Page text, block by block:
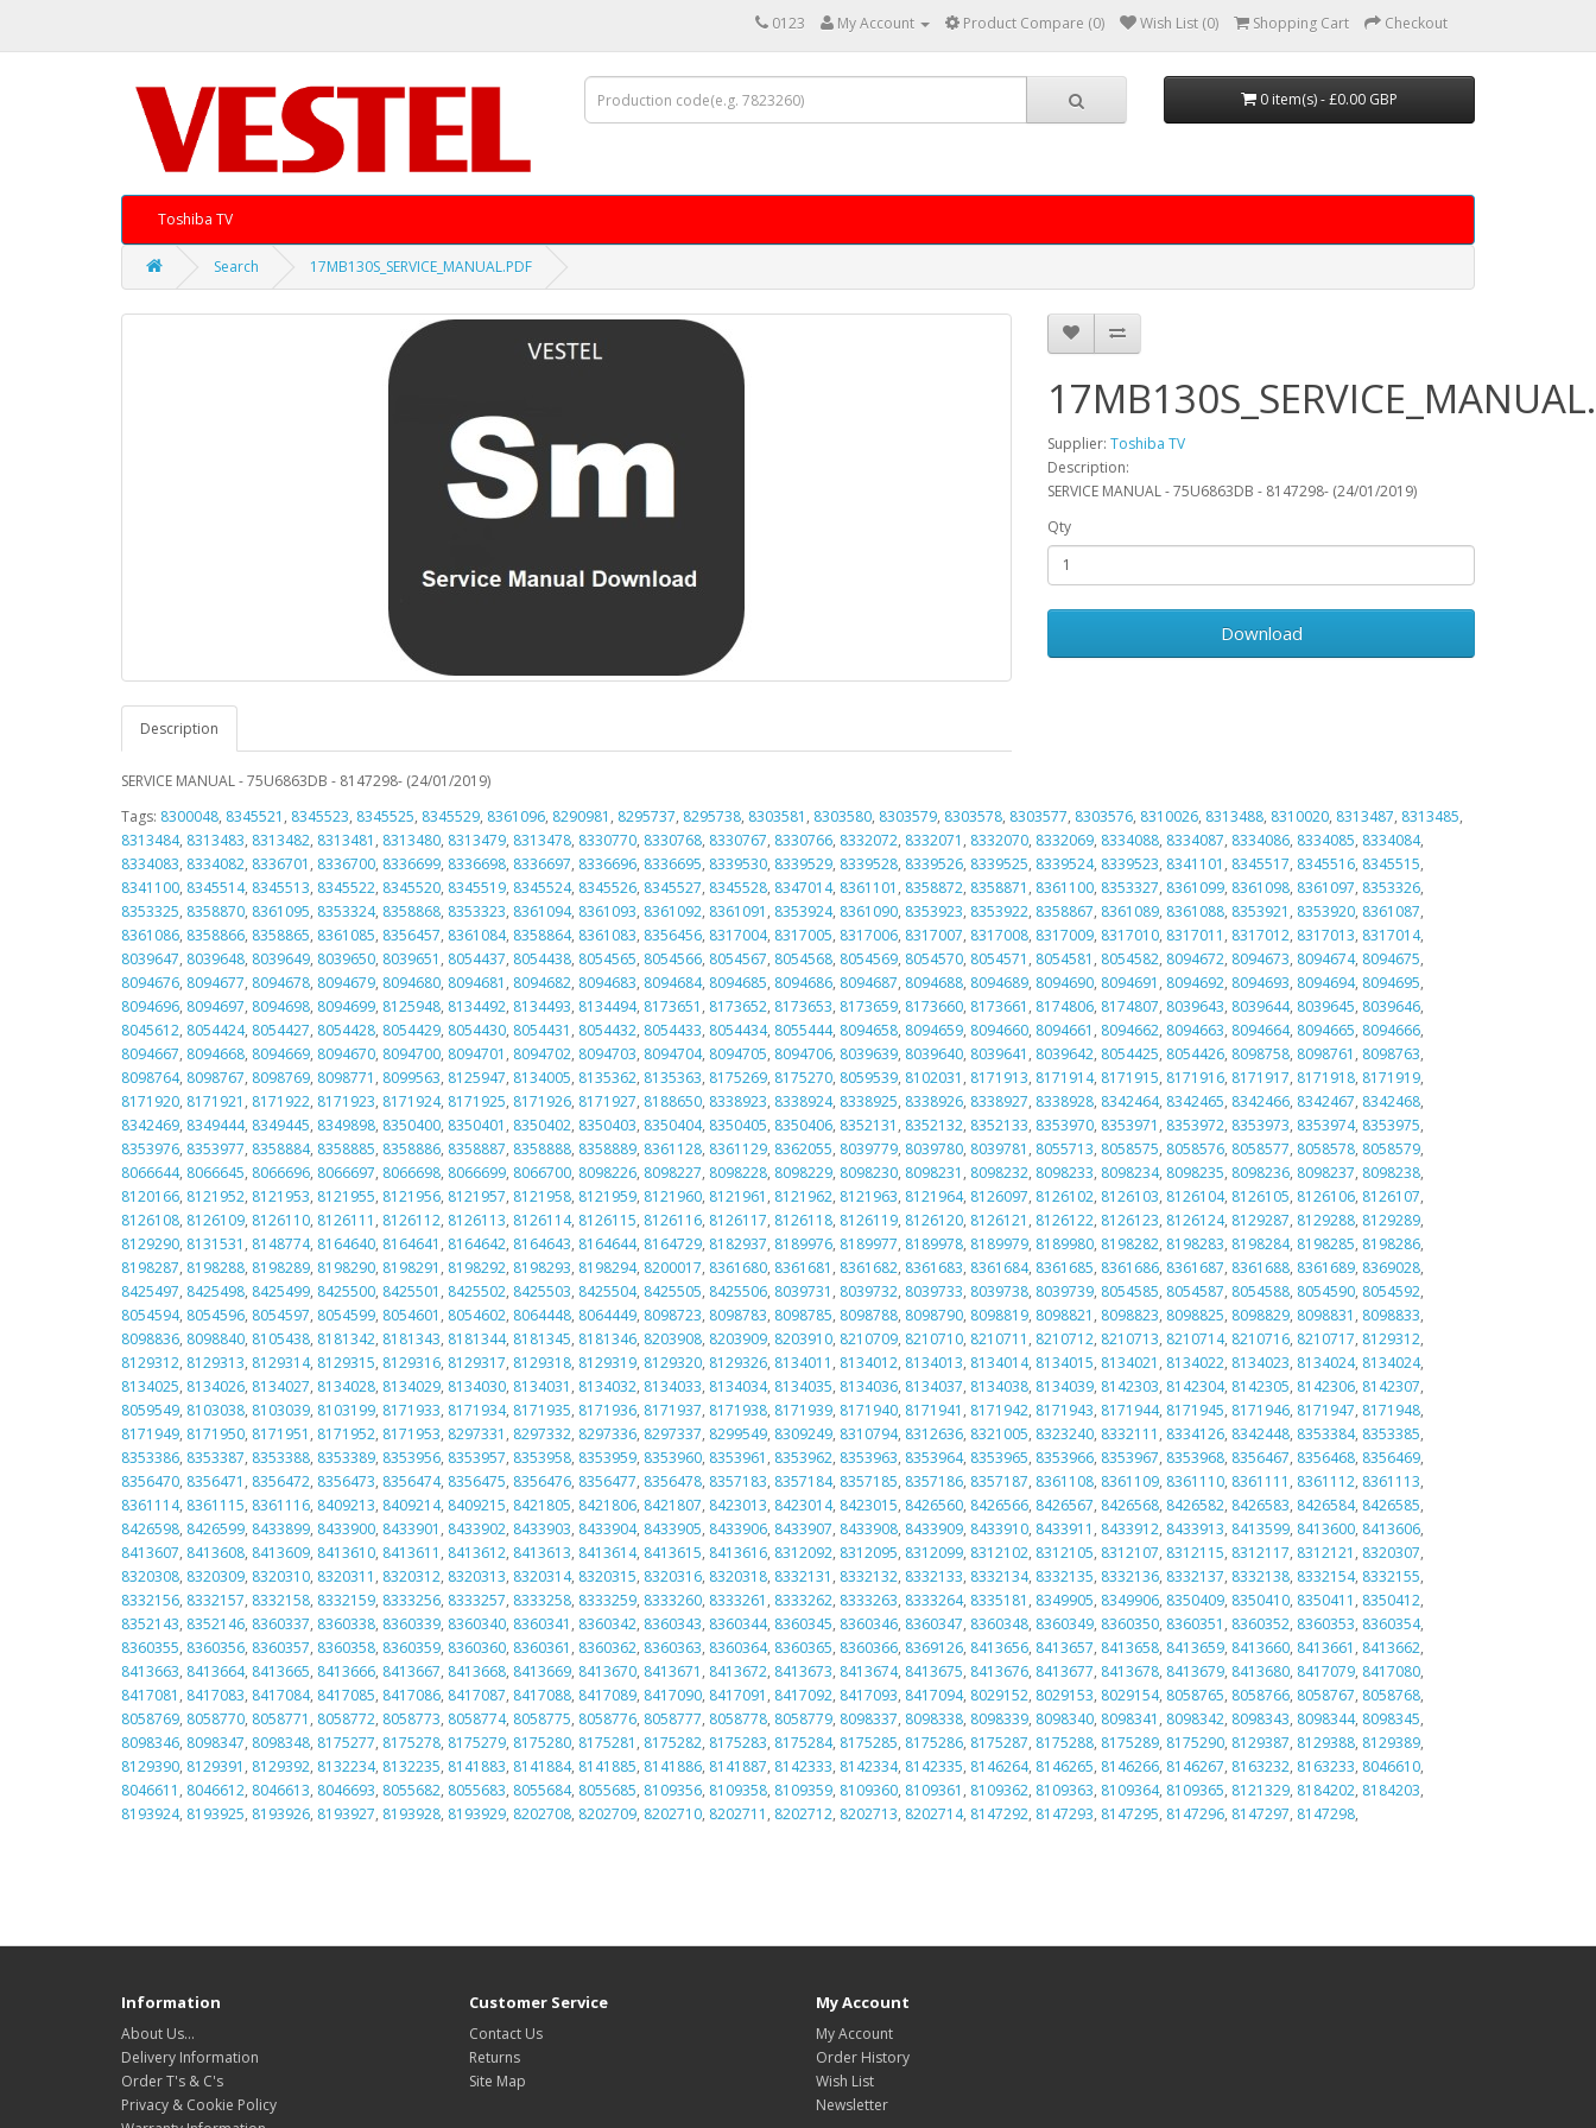
0123 My Account Product Compare (0) Wish List (0) Shopping Cart Checkout
0 item(s) - £0.00 GBP
Toshiba TV
Search 17MB130S_SERVICE_MANUAL.PDF
Description
SERVICE MANUAL - 75U6863DB - 8147298- (24/01/2019)
Supplier: Toshiba TV
Description:
SERVICE MANUAL - 75U6863DB - 8147298- (24/01/2019)
Qty
Download
Tags: 8300048, 8345521 , 8345523, 8345525, 8345529, 8361096, 8290981 , 8295737, 8295738, 8303581 , 8303580, 8303579, 8303578, 8303577, 8303576, 8310026, 8313488, 8310020, 8313487, 8313485,
8313484, 8313483, 8313482, 8313481 , 8313480, 8313479, 8313478, 8330770, 8330768, 8330767, 8330766, 8332072, 8332071 , 8332070, 8332069, 8334088, 8334087, 8334086, 8334085, 8334084,
8334083, 8334082, 8336701 , 8336700, 8336699, 8336698, 8336697, 8336696, 8336695, 8339530, 8339529, 8339528, 8339526, 8339525, 8339524, 8339523, 8341101 , 8345517, 8345516, 8345515,
8341100, 8345514, 8345513, 8345522, 8345520, 8345519, 8345524, 8345526, 8345527, 8345528, 8347014, 8361101 , 8358872, 8358871 , 8361100, 8353327, 8361099, 8361098, 8361097, 8353326,
8353325, 8358870, 8361095, 8353324, 8358868, 8353323, 8361094, 8361093, 8361092, 8361091 , 8353924, 8361090, 8353923, 8353922, 8358867, 8361089, 8361088, 8353921 , 8353920, 8361087,
8361086, 8358866, 8358865, 8361085, 8356457, 8361084, 8358864, 8361083, 8356456, 8317004, 8317005, 8317006, 8317007, 8317008, 8317009, 8317010, 8317011 , 8317012, 8317013, 8317014,
8039647, 8039648, 8039649, 8039650, 8039651 , 8054437, 8054438, 8054565, 8054566, 8054567, 8054568, 8054569, 8054570, 8054571 , 8054581 , 8054582, 8094672, 8094673, 8094674, 8094675,
8094676, 8094677, 8094678, 8094679, 8094680, 8094681 , 8094682, 8094683, 8094684, 8094685, 8094686, 8094687, 8094688, 8094689, 8094690, 8094691 , 8094692, 8094693, 8094694, 8094695,
8094696, 8094697, 8094698, 8094699, 8125948, 8134492, 8134493, 8134494, 8173651 , 8173652, 8173653, 8173659, 8173660, 8173661 , 8174806, 8174807, 8039643, 8039644, 8039645, 8039646,
8045612, 8054424, 8054427, 8054428, 8054429, 8054430, 8054431 , 8054432, 8054433, 8054434, 8055444, 8094658, 8094659, 8094660, 8094661 , 8094662, 8094663, 8094664, 8094665, 8094666,
8094667, 8094668, 8094669, 8094670, 8094700, 8094701 , 8094702, 8094703, 8094704, 8094705, 8094706, 8039639, 8039640, 8039641 , 8039642, 8054425, 8054426, 8098758, 8098761 , 8098763,
8098764, 8098767, 8098769, 8098771 , 8099563, 8125947, 8134005, 8135362, 8135363, 8175269, 8175270, 8059539, 8102031 , 8171913, 8171914, 8171915, 8171916, 8171917, 8171918, 8171919,
8171920, 8171921 , 8171922, 8171923, 8171924, 8171925, 8171926, 8171927, 8188650, 8338923, 8338924, 8338925, 8338926, 8338927, 8338928, 8342464, 8342465, 8342466, 8342467, 8342468,
8342469, 8349444, 8349445, 8349898, 8350400, 8350401 , 8350402, 8350403, 8350404, 8350405, 8350406, 8352131 , 8352132, 8352133, 8353970, 8353971 , 8353972, 8353973, 8353974, 8353975,
8353976, 8353977, 8358884, 8358885, 8358886, 8358887, 8358888, 8358889, 8361128, 8361129, 8362055, 8039779, 8039780, 8039781 , 8055713, 8058575, 8058576, 8058577, 8058578, 8058579,
8066644, 8066645, 8066696, 8066697, 8066698, 8066699, 8066700, 8098226, 8098227, 8098228, 8098229, 8098230, 8098231 , 8098232, 8098233, 8098234, 8098235, 8098236, 8098237, 8098238,
8120166, 8121952, 8121953, 8121955, 8121956, 8121957, 8121958, 8121959, 8121960, 8121961 , 8121962, 8121963, 8121964, 8126097, 8126102, 8126103, 8126104, 8126105, 8126106, 8126107,
8126108, 8126109, 8126110, 8126111 , 8126112, 8126113, 8126114, 8126115, 8126116, 8126117, 8126118, 8126119, 8126120, 8126121 , 8126122, 8126123, 8126124, 8129287, 8129288, 8129289,
8129290, 8131531 , 8148774, 8164640, 8164641 , 8164642, 8164643, 8164644, 8164729, 8182937, 8189976, 8189977, 8189978, 8189979, 8189980, 8198282, 8198283, 8198284, 8198285, 8198286,
8198287, 8198288, 8198289, 8198290, 8198291 , 8198292, 8198293, 8198294, 8200017, 8361680, 8361681 , 8361682, 8361683, 8361684, 8361685, 8361686, 8361687, 8361688, 8361689, 8369028,
8425497, 8425498, 8425499, 8425500, 8425501 , 8425502, 8425503, 8425504, 8425505, 8425506, 8039731 , 8039732, 8039733, 8039738, 8039739, 8054585, 8054587, 8054588, 8054590, 8054592,
8054594, 8054596, 8054597, 8054599, 8054601 , 8054602, 8064448, 8064449, 8098723, 8098783, 8098785, 8098788, 8098790, 8098819, 8098821 , 8098823, 8098825, 8098829, 8098831 , 8098833,
8098836, 8098840, 8105438, 8181342, 8181343, 8181344, 8181345, 8181346, 8203908, 8203909, 8203910, 8210709, 8210710, 8210711 , 8210712, 8210713, 8210714, 8210716, 8210717, 8129312,
8129312, 8129313, 8129314, 8129315, 8129316, 8129317, 8129318, 8129319, 8129320, 8129326, 8134011 , 8134012, 8134013, 8134014, 8134015, 8134021 , 8134022, 8134023, 8134024, 8134024,
8134025, 8134026, 8134027, 8134028, 8134029, 8134030, 8134031 , 8134032, 8134033, 8134034, 8134035, 8134036, 8134037, 8134038, 8134039, 8142303, 8142304, 8142305, 8142306, 8142307,
8059549, 8103038, 8103039, 8103199, 8171933, 8171934, 8171935, 8171936, 8171937, 8171938, 8171939, 8171940, 8171941 , 8171942, 8171943, 8171944, 8171945, 8171946, 8171947, 8171948,
8171949, 8171950, 8171951 , 8171952, 8171953, 8297331 , 8297332, 8297336, 8297337, 8299549, 8309249, 8310794, 8312636, 8321005, 8323240, 8332111 , 8334126, 8342448, 8353384, 8353385,
8353386, 8353387, 8353388, 8353389, 8353956, 8353957, 8353958, 8353959, 8353960, 8353961 , 8353962, 8353963, 8353964, 8353965, 8353966, 8353967, 8353968, 8356467, 8356468, 8356469,
8356470, 8356471 , 8356472, 8356473, 8356474, 8356475, 8356476, 8356477, 8356478, 8357183, 8357184, 8357185, 8357186, 8357187, 8361108, 8361109, 8361110, 8361111 , 8361112, 8361113,
8361114, 8361115, 8361116, 8409213, 8409214, 8409215, 8421805, 8421806, 8421807, 8423013, 8423014, 8423015, 8426560, 8426566, 8426567, 8426568, 8426582, 8426583, 8426584, 8426585,
8426598, 8426599, 8433899, 8433900, 8433901 , 8433902, 8433903, 8433904, 8433905, 8433906, 8433907, 8433908, 8433909, 8433910, 8433911 , 8433912, 8433913, 8413599, 8413600, 8413606,
8413607, 8413608, 8413609, 8413610, 8413611 , 8413612, 8413613, 8413614, 8413615, 8413616, 8312092, 8312095, 8312099, 8312102, 8312105, 8312107, 8312115, 8312117, 8312121 , 8320307,
8320308, 8320309, 8320310, 8320311 , 8320312, 8320313, 8320314, 8320315, 8320316, 8320318, 8332131 , 8332132, 8332133, 8332134, 8332135, 8332136, 8332137, 8332138, 8332154, 8332155,
8332156, 8332157, 8332158, 8332159, 8333256, 8333257, 8333258, 8333259, 8333260, 8333261 , 8333262, 8333263, 8333264, 8335181 , 8349905, 8349906, 8350409, 8350410, 8350411 , 8350412,
8352143, 8352146, 8360337, 8360338, 8360339, 8360340, 8360341 , 8360342, 8360343, 8360344, 8360345, 8360346, 8360347, 8360348, 8360349, 8360350, 8360351 , 8360352, 8360353, 8360354,
8360355, 8360356, 8360357, 8360358, 8360359, 8360360, 8360361 , 8360362, 8360363, 8360364, 8360365, 8360366, 8369126, 8413656, 8413657, 8413658, 8413659, 8413660, 8413661 , 8413662,
8413663, 8413664, 8413665, 8413666, 8413667, 8413668, 8413669, 8413670, 8413671 , 8413672, 8413673, 8413674, 8413675, 8413676, 8413677, 8413678, 8413679, 8413680, 8417079, 8417080,
8417081 , 8417083, 8417084, 8417085, 8417086, 8417087, 8417088, 8417089, 8417090, 8417091 , 8417092, 8417093, 8417094, 8029152, 8029153, 8029154, 8058765, 8058766, 8058767, 8058768,
8058769, 8058770, 8058771 , 8058772, 8058773, 8058774, 8058775, 8058776, 8058777, 8058778, 8058779, 8098337, 8098338, 8098339, 8098340, 8098341 , 8098342, 8098343, 8098344, 8098345,
8098346, 8098347, 8098348, 8175277, 8175278, 8175279, 8175280, 8175281 , 8175282, 8175283, 8175284, 8175285, 8175286, 8175287, 8175288, 8175289, 8175290, 8129387, 8129388, 8129389,
8129390, 8129391 , 8129392, 8132234, 8132235, 8141883, 8141884, 8141885, 8141886, 8141887, 8142333, 8142334, 8142335, 8146264, 8146265, 8146266, 8146267, 8163232, 8163233, 8046610,
8046611 , 8046612, 8046613, 8046693, 8055682, 8055683, 8055684, 8055685, 8109356, 8109358, 8109359, 8109360, 8109361 , 8109362, 8109363, 8109364, 8109365, 8121329, 8184202, 8184203,
8193924, 8193925, 8193926, 8193927, 8193928, 8193929, 8202708, 8202709, 8202710, 8202711 , 8202712, 8202713, 8202714, 8147292, 8147293, 8147295, 8147296, 8147297, 8147298,
Information
About Us…
Delivery Information
Order T's & C's
Privacy & Cookie Policy
Customer Service
Contact Us
Returns
Site Map
My Account
My Account
Order History
Wish List
Newsletter